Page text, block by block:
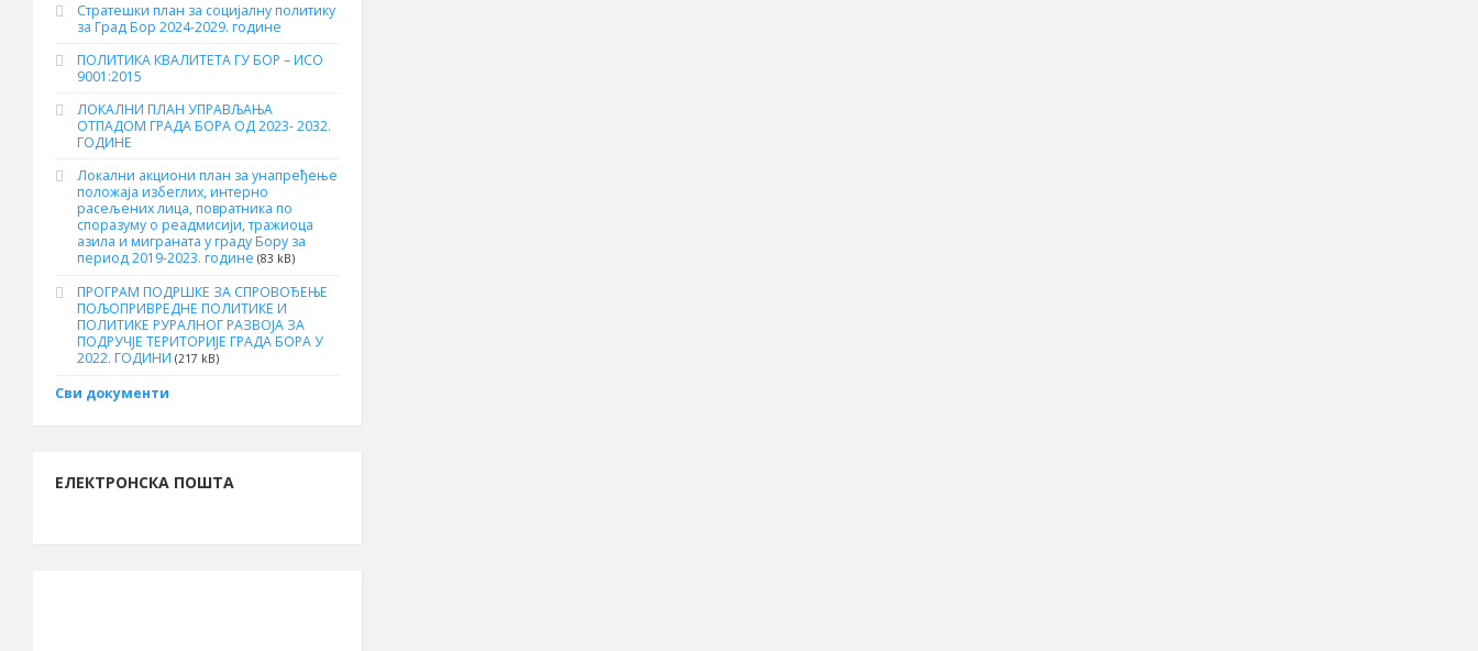
Стратешки план за социјалну политику
за Град Бор 2024-2029. године
ПОЛИТИКА КВАЛИТЕТА ГУ БОР – ИСО
9001:2015
ЛОКАЛНИ ПЛАН УПРАВЉАЊА
ОТПАДОМ ГРАДА БОРА ОД 2023- 2032.
ГОДИНЕ
Локални акциони план за унапређење
положаја избеглих, интерно
расељених лица, повратника по
споразуму о реадмисији, тражиоца
азила и миграната у граду Бору за
период 2019-2023. године (83 kB)
ПРОГРАМ ПОДРШКЕ ЗА СПРОВОЂЕЊЕ
ПОЉОПРИВРЕДНЕ ПОЛИТИКЕ И
ПОЛИТИКЕ РУРАЛНОГ РАЗВОЈА ЗА
ПОДРУЧЈЕ ТЕРИТОРИЈЕ ГРАДА БОРА У
2022. ГОДИНИ (217 kB)
Сви документи
ЕЛЕКТРОНСКА ПОШТА